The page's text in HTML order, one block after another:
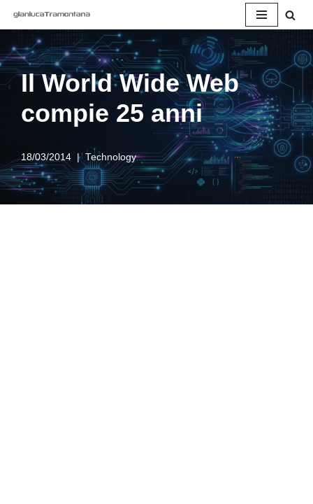
al
contenuto
Il World Wide Web
compie 25 anni
18/03/2014 Technology